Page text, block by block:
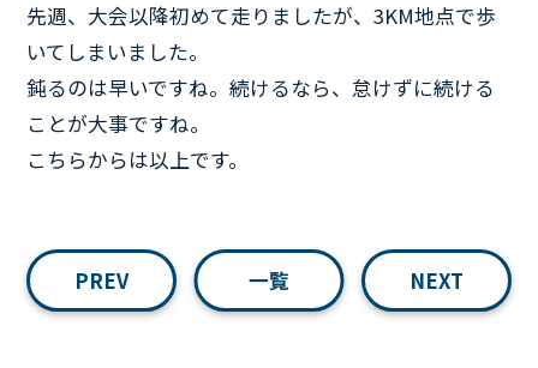
先週、大会以降初めて走りましたが、3KM地点で歩
いてしまいました。
鈍るのは早いですね。続けるなら、怠けずに続ける
ことが大事ですね。
こちらからは以上です。
PREV 一覧 NEXT